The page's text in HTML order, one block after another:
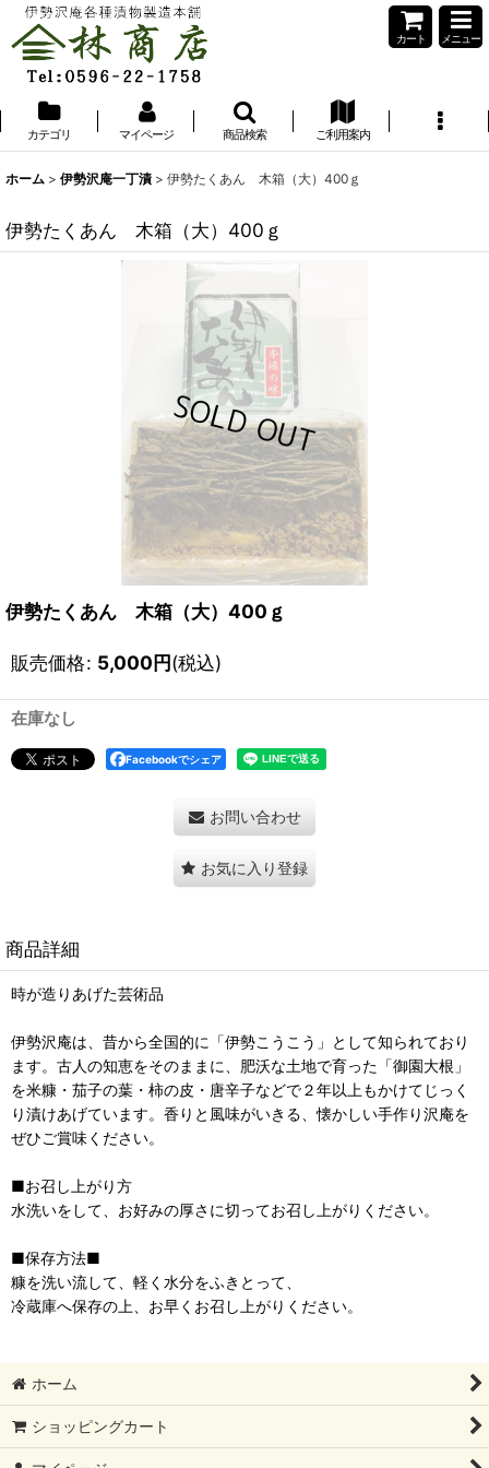
カート メニュー
カテゴリ マイページ 商品検索 ご利用案内
ホーム > 伊勢沢庵一丁漬 > 伊勢たくあん 木箱（大）400ｇ
伊勢たくあん 木箱（大）400ｇ
伊勢たくあん 木箱（大）400ｇ
販売価格: 5,000円(税込)
在庫なし
Facebookでシェア
お問い合わせ
お気に入り登録
商品詳細
時が造りあげた芸術品
伊勢沢庵は、昔から全国的に「伊勢こうこう」として知られており
ます。古人の知恵をそのままに、肥沃な土地で育った「御園大根」
を米糠・茄子の葉・柿の皮・唐辛子などで２年以上もかけてじっく
り漬けあげています。香りと風味がいきる、懐かしい手作り沢庵を
ぜひご賞味ください。
■お召し上がり方
水洗いをして、お好みの厚さに切ってお召し上がりください。
■保存方法■
糠を洗い流して、軽く水分をふきとって、
冷蔵庫へ保存の上、お早くお召し上がりください。
ホーム
ショッピングカート